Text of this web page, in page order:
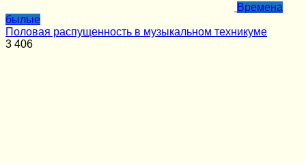
Времена
былые
Половая распущенность в музыкальном техникуме
3 406